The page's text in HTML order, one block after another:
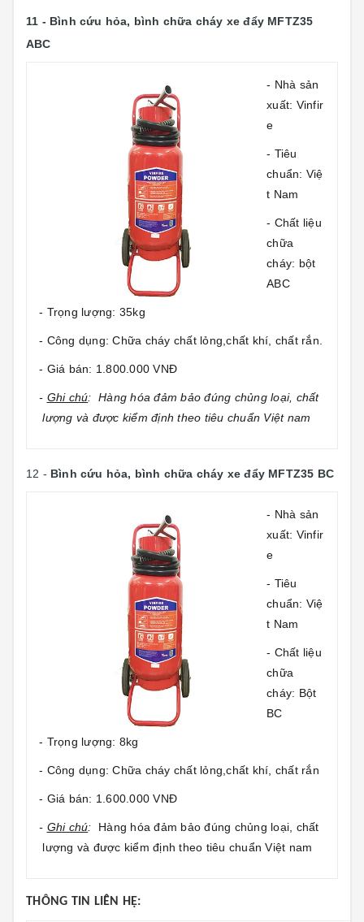
11 - Bình cứu hỏa, bình chữa cháy xe đẩy MFTZ35
ABC
- Nhà sản
xuất: Vinfir
e
- Tiêu
chuẩn: Việ
t Nam
- Chất liệu
chữa
cháy: bột
ABC
- Trọng lượng: 35kg
- Công dụng: Chữa cháy chất lỏng,chất khí, chất rắn.
- Giá bán: 1.800.000 VNĐ
- Ghi chú: Hàng hóa đảm bảo đúng chủng loại, chất
lượng và được kiểm định theo tiêu chuẩn Việt nam
12 - Bình cứu hỏa, bình chữa cháy xe đẩy MFTZ35 BC
- Nhà sản
xuất: Vinfir
e
- Tiêu
chuẩn: Việ
t Nam
- Chất liệu
chữa
cháy: Bột
BC
- Trọng lượng: 8kg
- Công dụng: Chữa cháy chất lỏng,chất khí, chất rắn
- Giá bán: 1.600.000 VNĐ
- Ghi chú: Hàng hóa đảm bảo đúng chủng loại, chất
lượng và được kiểm định theo tiêu chuẩn Việt nam
THÔNG TIN LIÊN HỆ: